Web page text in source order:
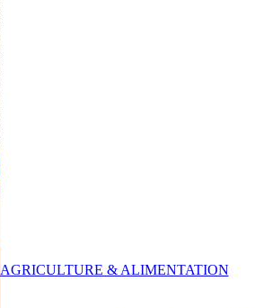
AGRICULTURE & ALIMENTATION